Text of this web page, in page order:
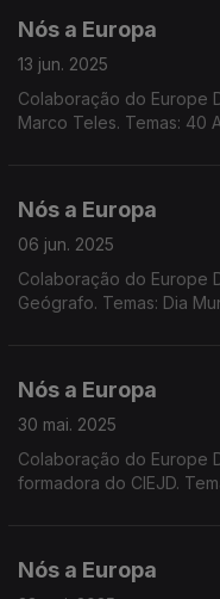
Nós a Europa
13 jun. 2025
Colaboração do Europe
Marco Teles. Temas: 40
Nós a Europa
06 jun. 2025
Colaboração do Europe
Geógrafo. Temas: Dia
Nós a Europa
30 mai. 2025
Colaboração do Europe
formadora do CIEJD.
Nós a Europa